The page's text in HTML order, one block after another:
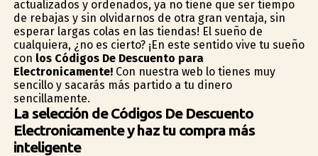
actualizados y ordenados, ya no tiene que ser tiempo
de rebajas y sin olvidarnos de otra gran ventaja, sin
esperar largas colas en las tiendas! El sueño de
cualquiera, ¿no es cierto? ¡En este sentido vive tu sueño
con los Códigos De Descuento para
Electronicamente!Con nuestra web lo tienes muy
sencillo y sacarás más partido a tu dinero
sencillamente.
La selección de Códigos De Descuento
Electronicamente y haz tu compra más
inteligente